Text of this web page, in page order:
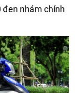
đen nhám chính